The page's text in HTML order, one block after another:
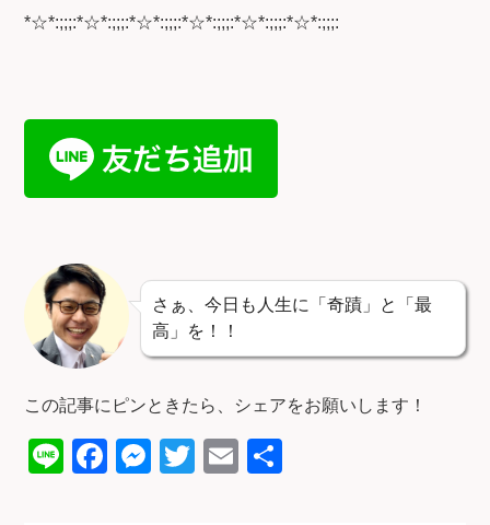
*☆*:;;;:*☆*:;;;:*☆*:;;;:*☆*:;;;:*☆*:;;;:*☆*:;;;:
さぁ、今日も人生に「奇蹟」と「最
高」を！！
この記事にピンときたら、シェアをお願いします！
Li
F
M
T
E